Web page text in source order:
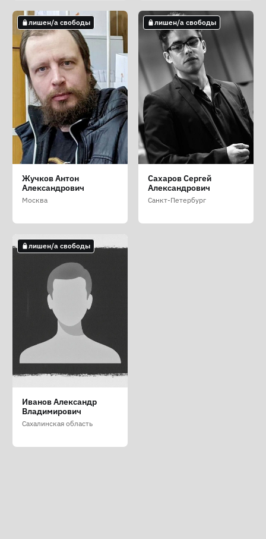
лишен/а свободы
Жучков Антон
Александрович
Москва
лишен/а свободы
Сахаров Сергей
Александрович
Санкт-Петербург
лишен/а свободы
Иванов Александр
Владимирович
Сахалинская область